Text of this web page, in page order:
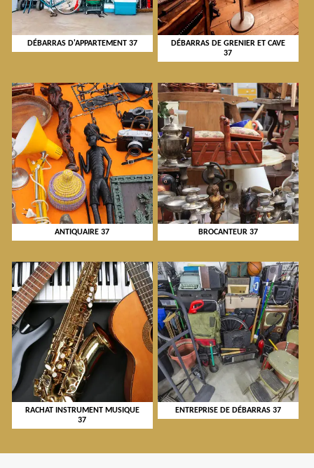
DÉBARRAS D'APPARTEMENT 37
DÉBARRAS DE GRENIER ET CAVE
37
ANTIQUAIRE 37 BROCANTEUR 37
RACHAT INSTRUMENT MUSIQUE
37
ENTREPRISE DE DÉBARRAS 37